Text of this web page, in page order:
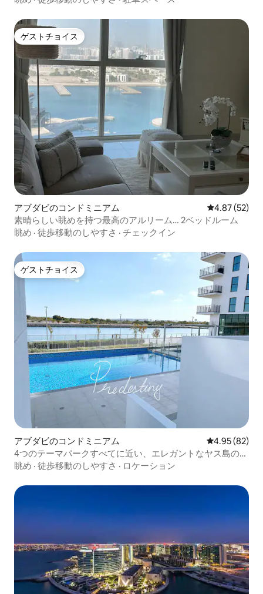
ゲストチョイス
ゲストチョイス
アブダビのコンドミニアム レビュー52
4.87 (52)
素晴らしい眺めを持つ最高のアルリーム… 2ベッドルーム
眺め · 徒歩移動のしやすさ · チェックイン
ゲストチョイス
ゲストチョイス
アブダビのコンドミニアム レビュー82
4.95 (82)
4つのテーマパークすべてに近い、エレガントなヤス島の隠
れ家
眺め · 徒歩移動のしやすさ · ロケーション